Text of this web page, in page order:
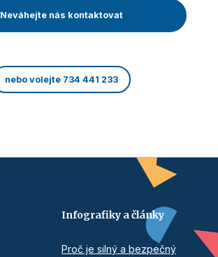
Neváhejte nás kontaktovat
nebo volejte 734 441 233
Infografiky a články
Proč je silný a bezpečný